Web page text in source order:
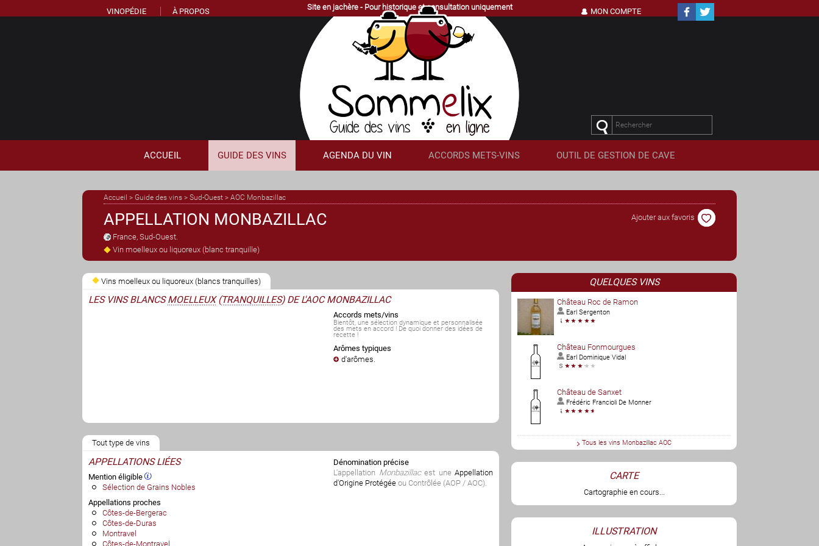
Accueil > Guide des vins > Sud-Ouest > AOC Monbazillac
Ajouter aux favoris
APPELLATION MONBAZILLAC
France, Sud-Ouest.
Vin moelleux ou liquoreux (blanc tranquille)
Vins moelleux ou liquoreux (blancs tranquilles)
LES VINS BLANCSMOELLEUX(TRANQUILLES) DE L'AOC MONBAZILLAC
Accords mets/vins
Bientôt, une sélection dynamique et personnalisée
des mets en accord ! De quoi donner des idées de
recette !
Arômes typiques
d'arômes.
Tout type de vins
APPELLATIONS LIÉES
Mention éligible
Sélection de Grains Nobles
Appellations proches
Côtes-de-Bergerac
Côtes-de-Duras
Montravel
Côtes-de-Montravel
Dénomination précise
L'appellation Monbazillacest une Appellation
d'Origine Protégée ou Contrôlée (AOP / AOC).
QUELQUES VINS
Château Roc de Ramon
Earl Sergenton
Château Fonmourgues
Earl Dominique Vidal
Château de Sanxet
Frédéric Francioli De Monner
Tous les vins Monbazillac AOC
CARTE
Cartographie en cours...
ILLUSTRATION
VINOPÉDIE À PROPOS MON COMPTE
ACCUEIL GUIDE DES VINS AGENDA DU VIN ACCORDS METS-VINS OUTIL DE GESTION DE CAVE
Site en jachère - Pour historique et consultation uniquement